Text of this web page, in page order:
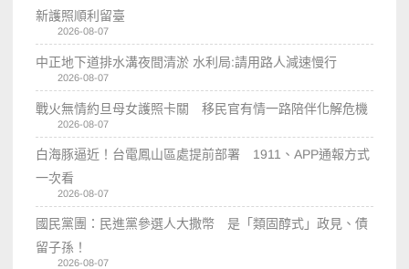
新護照順利留臺
2026-08-07
中正地下道排水溝夜間清淤 水利局:請用路人減速慢行
2026-08-07
戰火無情約旦母女護照卡關 移民官有情一路陪伴化解危機
2026-08-07
白海豚逼近！台電鳳山區處提前部署 1911、APP通報方式
一次看
2026-08-07
國民黨團：民進黨參選人大撒幣 是「類固醇式」政見、債
留子孫！
2026-08-07